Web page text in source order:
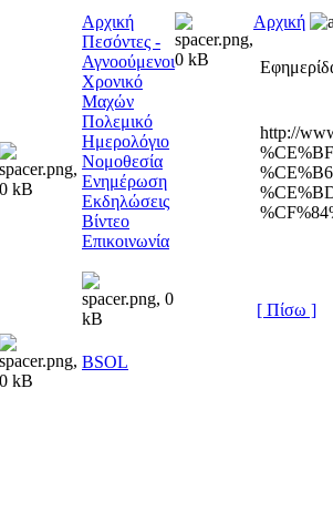
Αρχική
Πεσόντες -
Αγνοούμενοι
Χρονικό
Μαχών
Πολεμικό
Ημερολόγιο
Νομοθεσία
Ενημέρωση
Εκδηλώσεις
Βίντεο
Επικοινωνία
Αρχική
http://
[ Πίσω ]
BSOL